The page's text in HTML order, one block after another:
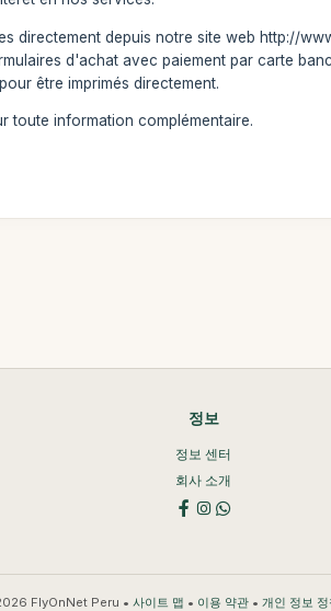
directement depuis notre site web http://
d'achat avec paiement par carte
être imprimés directement.
toute information complémentaire.
정보
정보 센터
회사 소개
FlyOnNet Peru • 사이트 맵 • 이용 약관• 개인 정보 정